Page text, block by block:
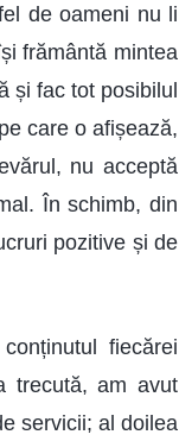
de oameni nu li
frământă mintea
și fac tot posibilul
care o afișează,
nu acceptă
În schimb, din
pozitive și de
fiecărei
trecută, am avut
servicii; al doilea